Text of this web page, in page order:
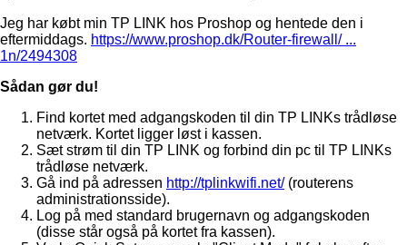
Jeg har købt min TP LINK hos Proshop og hentede den i
eftermiddags. https://www.proshop.dk/Router-firewall/ ...
1n/2494308
Sådan gør du!
Find kortet med adgangskoden til din TP LINKs trådløse
netværk. Kortet ligger løst i kassen.
Sæt strøm til din TP LINK og forbind din pc til TP LINKs
trådløse netværk.
Gå ind på adressen http://tplinkwifi.net/(routerens
administrationsside).
Log på med standard brugernavn og adgangskoden
(disse står også på kortet fra kassen).